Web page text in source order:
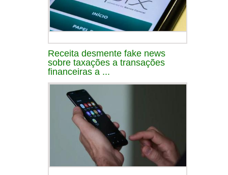
Receita desmente fake news
sobre taxações a transações
financeiras a ...